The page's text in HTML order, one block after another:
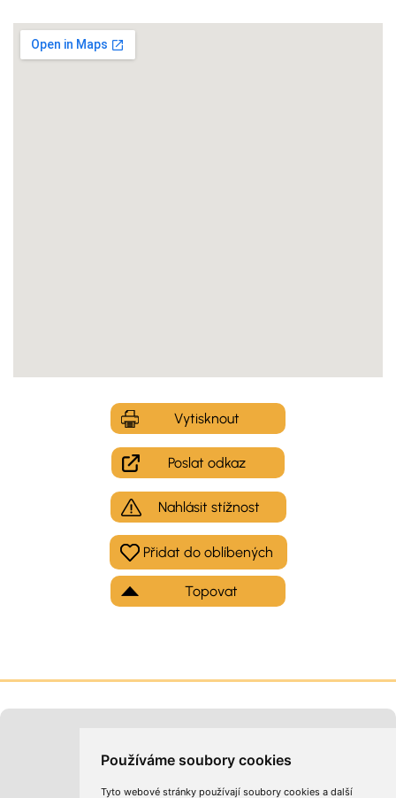
Používáme soubory cookies
Tyto webové stránky používají soubory cookies a další
Vytisknout
Poslat odkaz
Nahlásit stížnost
Topovat
Kontakt na provozovatele